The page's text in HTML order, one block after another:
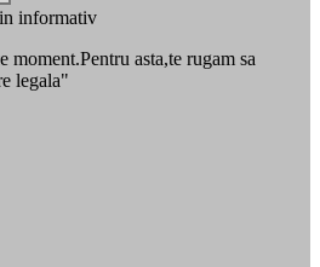
informativ
moment.Pentru asta,te rugam sa
legala"